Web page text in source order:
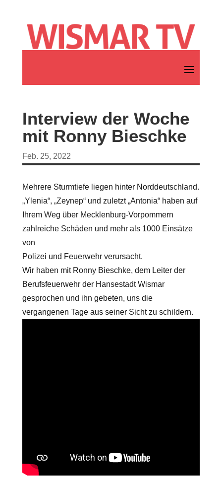
Interview der Woche
mit Ronny Bieschke
Feb. 25, 2022
Mehrere Sturmtiefe liegen hinter Norddeutschland.
„Ylenia“, „Zeynep“ und zuletzt „Antonia“ haben auf
Ihrem Weg über Mecklenburg-Vorpommern
zahlreiche Schäden und mehr als 1000 Einsätze
von
Polizei und Feuerwehr verursacht.
Wir haben mit Ronny Bieschke, dem Leiter der
Berufsfeuerwehr der Hansestadt Wismar
gesprochen und ihn gebeten, uns die
vergangenen Tage aus seiner Sicht zu schildern.